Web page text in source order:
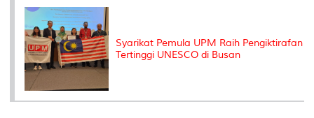
Syarikat Pemula UPM Raih Pengiktirafan
Tertinggi UNESCO di Busan